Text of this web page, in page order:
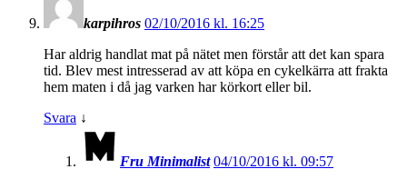
karpihros 02/10/2016 kl. 16:25
Har aldrig handlat mat på nätet men förstår att det kan spara
tid. Blev mest intresserad av att köpa en cykelkärra att frakta
hem maten i då jag varken har körkort eller bil.
Svara ↓
Fru Minimalist 04/10/2016 kl. 09:57